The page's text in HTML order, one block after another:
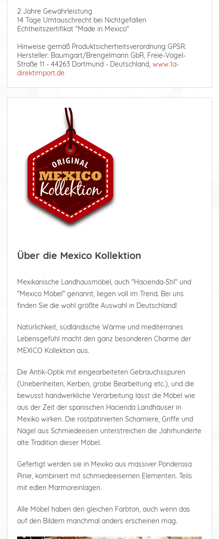
2 Jahre Gewährleistung
14 Tage Umtauschrecht bei Nichtgefallen
Echtheitszertifikat "Made in Mexico"
Hinweise gemäß Produktsicherheitsverordnung GPSR:
Hersteller: Baumgart/Brengelmann GbR, Freie-Vogel-
Straße 11 - 44263 Dortmund - Deutschland, www.1a-
direktimport.de
Über die Mexico Kollektion
Mexikanische Landhausmöbel, auch "Hacienda-Stil" und
"Mexico Möbel" genannt, liegen voll im Trend. Bei uns
finden Sie die wohl größte Auswahl in Deutschland!
Natürlichkeit, südländische Wärme und mediterranes
Lebensgefühl macht den ganz besonderen Charme der
MEXICO Kollektion aus.
Die Antik-Optik mit eingearbeiteten Gebrauchsspuren
(Unebenheiten, Kerben, grobe Bearbeitung etc.), und die
bewusst handwerkliche Verarbeitung lässt die Möbel wie
aus der Zeit der spanischen Hacienda Landhäuser in
Mexiko wirken. Die rostpatinierten Scharniere, Griffe und
Nägel aus Schmiedeeisen unterstreichen die Jahrhunderte
alte Tradition dieser Möbel.
Gefertigt werden sie in Mexiko aus massiver Ponderosa
Pinie, kombiniert mit schmiedeeisernen Elementen. Teils
mit edlen Marmoreinlagen.
Alle Möbel haben den gleichen Farbton, auch wenn das
auf den Bildern manchmal anders erscheinen mag.